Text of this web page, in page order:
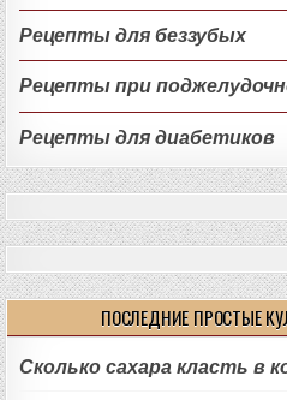
Рецепты для беззубых
Рецепты при
Рецепты для диабетиков
ПОСЛЕДНИЕ ПРОСТЫЕ
Сколько сахара класть в